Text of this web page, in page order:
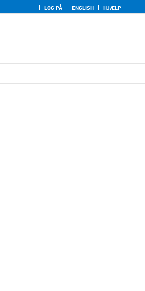
LOG PÅ ENGLISH HJÆLP